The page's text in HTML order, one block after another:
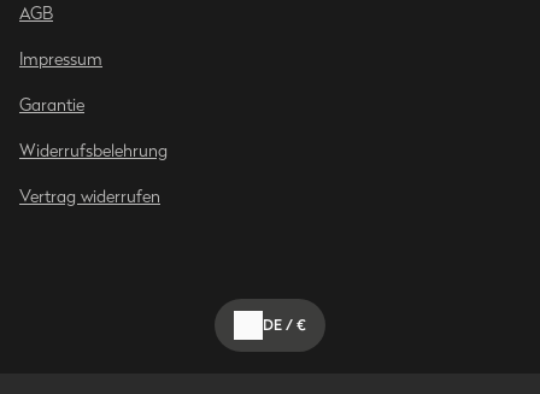
AGB
Impressum
Garantie
Widerrufsbelehrung
Vertrag widerrufen
DE/€